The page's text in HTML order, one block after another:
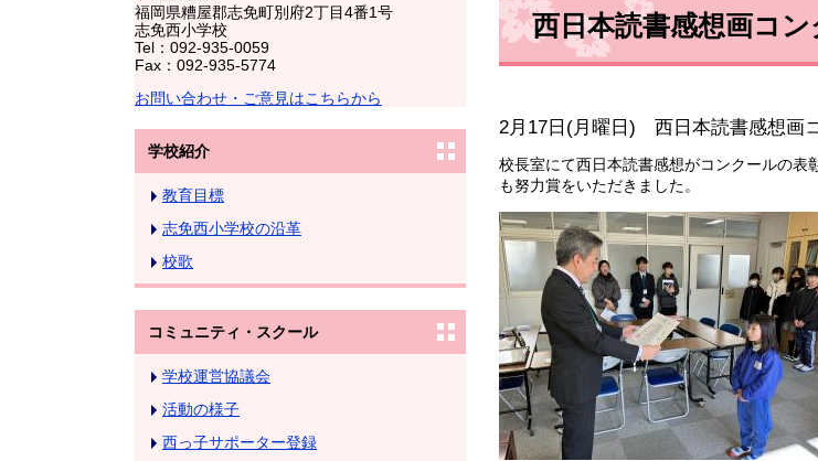
福岡県糟屋郡志免町別府2丁目4番1号
志免西小学校
Tel：092-935-0059
Fax：092-935-5774
お問い合わせ・ご意見はこちらから
学校紹介
教育目標
志免西小学校の沿革
校歌
コミュニティ・スクール
学校運営協議会
活動の様子
西っ子サポーター登録
西日本読書感想画コ
2月17日(月曜日) 西日本読書感想画
校長室にて西日本読書感想がコンクールの表
も努力賞をいただきました。